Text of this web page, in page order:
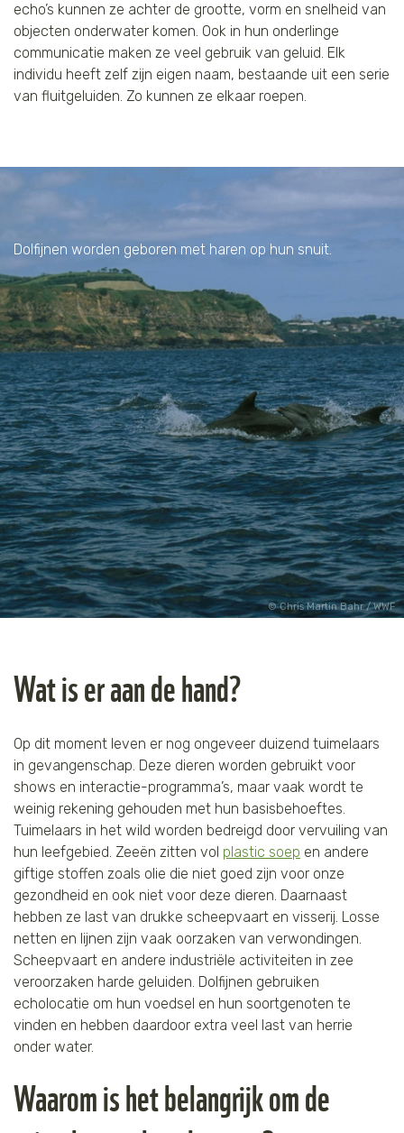
echo’s kunnen ze achter de grootte, vorm en snelheid van
objecten onderwater komen. Ook in hun onderlinge
communicatie maken ze veel gebruik van geluid. Elk
individu heeft zelf zijn eigen naam, bestaande uit een serie
van fluitgeluiden. Zo kunnen ze elkaar roepen.
Chris Martin Bahr / WWF
Dolfijnen worden geboren met haren op hun snuit.
Wat is er aan de hand?
Op dit moment leven er nog ongeveer duizend tuimelaars
in gevangenschap. Deze dieren worden gebruikt voor
shows en interactie-programma’s, maar vaak wordt te
weinig rekening gehouden met hun basisbehoeftes.
Tuimelaars in het wild worden bedreigd door vervuiling van
hun leefgebied. Zeeën zitten vol plastic soep en andere
giftige stoffen zoals olie die niet goed zijn voor onze
gezondheid en ook niet voor deze dieren. Daarnaast
hebben ze last van drukke scheepvaart en visserij. Losse
netten en lijnen zijn vaak oorzaken van verwondingen.
Scheepvaart en andere industriële activiteiten in zee
veroorzaken harde geluiden. Dolfijnen gebruiken
echolocatie om hun voedsel en hun soortgenoten te
vinden en hebben daardoor extra veel last van herrie
onder water.
Waarom is het belangrijk om de